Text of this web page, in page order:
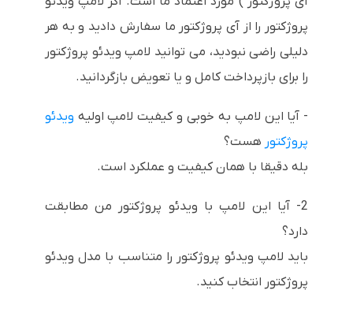
پروژکتور را از آی پروژکتور ما سفارش دادید و به هر
دلیلی راضی نبودید، می توانید لامپ ویدئو پروژکتور
را برای بازپرداخت کامل و یا تعویض بازگردانید.
- آیا این لامپ به خوبی و کیفیت لامپ اولیه ویدئو
پروژکتور هست؟
بله دقیقا با همان کیفیت و عملکرد است.
2- آیا این لامپ با ویدئو پروژکتور من مطابقت
دارد؟
باید لامپ ویدئو پروژکتور را متناسب با مدل ویدئو
پروژکتور انتخاب کنید.